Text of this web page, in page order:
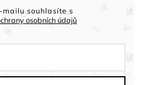
mailu souhlasíte s
osobních údajů